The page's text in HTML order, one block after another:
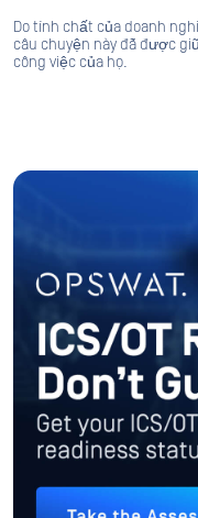
Do tính chất của doanh
câu chuyện này đã được
công việc của họ.